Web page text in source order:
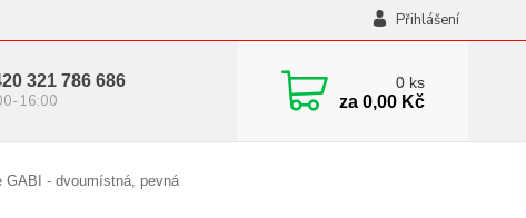
Přihlášení
321 786 686
16:00
0 ks
za 0,00 Kč
GABI - dvoumístná, pevná